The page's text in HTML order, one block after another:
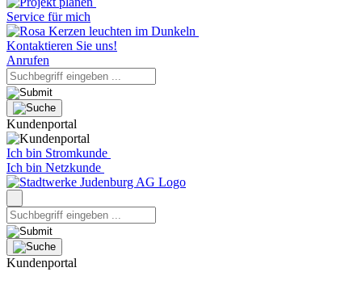
Service für mich
Kontaktieren Sie uns!
Anrufen
Kundenportal
Ich bin Stromkunde
Ich bin Netzkunde
Kundenportal